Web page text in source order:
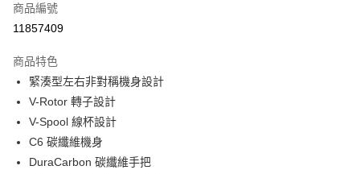
2.付款方式選擇「大哥付你分期」，訂單成立後會自動跳轉到大哥付的交易
流程，驗證手機門號後，選擇欲分期的期數、繳款截止日，確認付款後即完
4.訂單成立30分鐘內，如未前往確認交易或遇審核未通過，訂單將自動取
消。如遇「轉專審核」未通過狀況，表示未達大哥付你分期系統評分，恕無
法說明評估內容。
【繳款方式說明】
1.分期款項不併入電信帳單，「大哥付你分期」於每月結算日後寄送繳費提
醒簡訊。
帳／街口支付／iPASS MONEY」等通路繳費。
相關說明
【關於「AFTEE先享後付」】
便利好安心！
２．便利：只要手機號碼，簡訊認證，即可結帳。
３．安心：先確認商品／服務後，再付款。
【「AFTEE先享後付」結帳流程】
１．於結帳方式選擇「AFTEE先享後付」後，將跳轉至「AFTEE先享後付」
結帳頁面，進行簡訊認證並確認金額後，即可完成結帳。
貨到付款
運送方式
全家取貨付款
每筆NT$60，滿NT$1,200(含以上)免運費
商品編號
11857409
商品特色
緊湊型左右非對稱機身設計
V-Rotor 轉子設計
V-Spool 線杯設計
C6 碳纖維機身
DuraCarbon 碳纖維手把